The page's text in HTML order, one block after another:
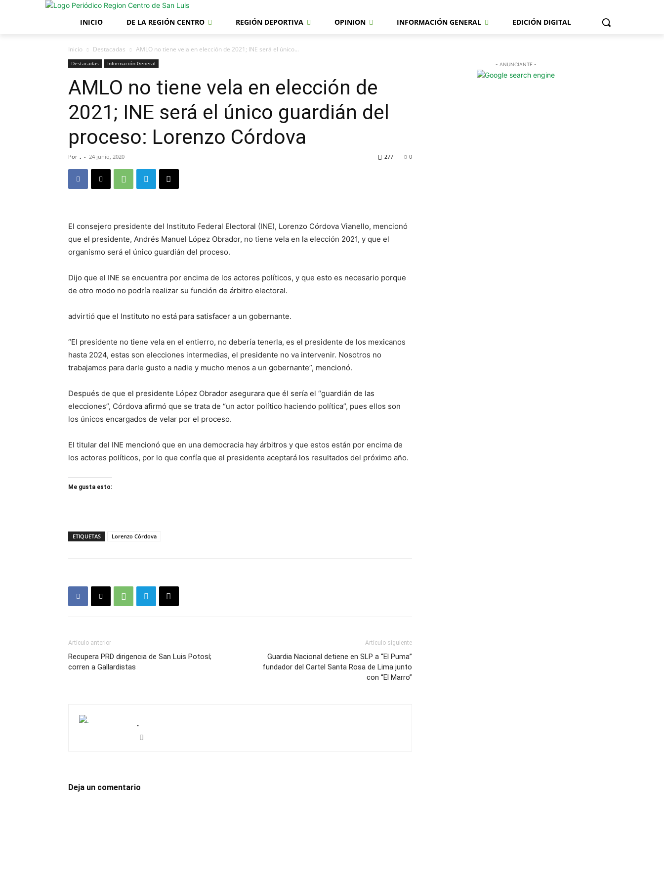
INICIO DE LA REGIÓN CENTRO REGIÓN DEPORTIVA OPINION INFORMACIÓN GENERAL EDICIÓN DIGITAL
Inicio Destacadas AMLO no tiene vela en elección de 2021; INE será el único...
Destacadas Información General
AMLO no tiene vela en elección de
2021; INE será el único guardián del
proceso: Lorenzo Córdova
Por . - 24 junio, 2020 0
277
El consejero presidente del Instituto Federal Electoral (INE), Lorenzo Córdova Vianello, mencionó
que el presidente, Andrés Manuel López Obrador, no tiene vela en la elección 2021, y que el
organismo será el único guardián del proceso.
Dijo que el INE se encuentra por encima de los actores políticos, y que esto es necesario porque
de otro modo no podría realizar su función de árbitro electoral.
advirtió que el Instituto no está para satisfacer a un gobernante.
“El presidente no tiene vela en el entierro, no debería tenerla, es el presidente de los mexicanos
hasta 2024, estas son elecciones intermedias, el presidente no va intervenir. Nosotros no
trabajamos para darle gusto a nadie y mucho menos a un gobernante”, mencionó.
Después de que el presidente López Obrador asegurara que él sería el “guardián de las
elecciones”, Córdova afirmó que se trata de “un actor político haciendo política”, pues ellos son
los únicos encargados de velar por el proceso.
El titular del INE mencionó que en una democracia hay árbitros y que estos están por encima de
los actores políticos, por lo que confía que el presidente aceptará los resultados del próximo año.
Me gusta esto:
ETIQUETAS Lorenzo Córdova
Artículo anterior
Recupera PRD dirigencia de San Luis Potosí;
corren a Gallardistas
Artículo siguiente
Guardia Nacional detiene en SLP a “El Puma”
fundador del Cartel Santa Rosa de Lima junto
con “El Marro”
.
Deja un comentario
- ANUNCIANTE -